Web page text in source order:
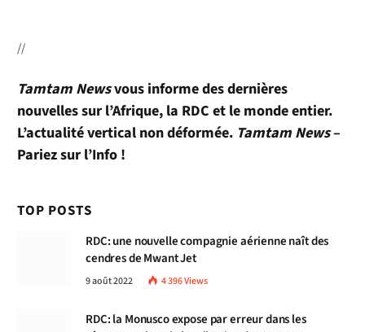
//
Tamtam Newsvous informe des dernières
nouvelles sur l’Afrique, la RDC et le monde entier.
L’actualité vertical non déformée. Tamtam News–
Pariez sur l’Info !
TOP POSTS
RDC: une nouvelle compagnie aérienne naît des
cendres de Mwant Jet
9 août 2022 4 396Views
RDC: la Monusco expose par erreur dans les